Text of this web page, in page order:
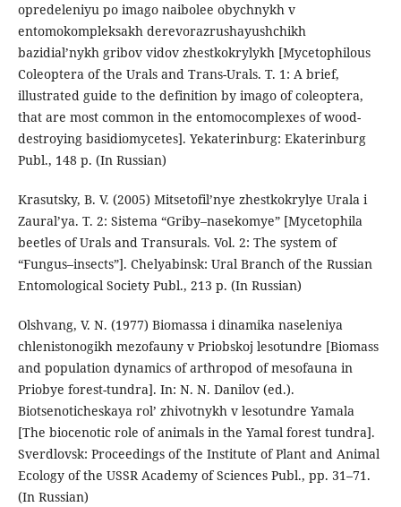
opredeleniyu po imago naibolee obychnykh v
entomokompleksakh derevorazrushayushchikh
bazidialʼnykh gribov vidov zhestkokrylykh [Mycetophilous
Coleoptera of the Urals and Trans-Urals. T. 1: A brief,
illustrated guide to the definition by imago of coleoptera,
that are most common in the entomocomplexes of wood-
destroying basidiomycetes]. Yekaterinburg: Ekaterinburg
Publ., 148 p. (In Russian)
Krasutsky, B. V. (2005) Mitsetofil’nye zhestkokrylye Urala i
Zaural’ya. T. 2: Sistema “Griby–nasekomye” [Mycetophila
beetles of Urals and Transurals. Vol. 2: The system of
“Fungus–insects”]. Chelyabinsk: Ural Branch of the Russian
Entomological Society Publ., 213 р. (In Russian)
Olshvang, V. N. (1977) Biomassa i dinamika naseleniya
chlenistonogikh mezofauny v Priobskoj lesotundre [Biomass
and population dynamics of arthropod of mesofauna in
Priobye forest-tundra]. In: N. N. Danilov (ed.).
Biotsenoticheskaya rol’ zhivotnykh v lesotundre Yamala
[The biocenotic role of animals in the Yamal forest tundra].
Sverdlovsk: Proceedings of the Institute of Plant and Animal
Ecology of the USSR Academy of Sciences Publ., pp. 31–71.
(In Russian)